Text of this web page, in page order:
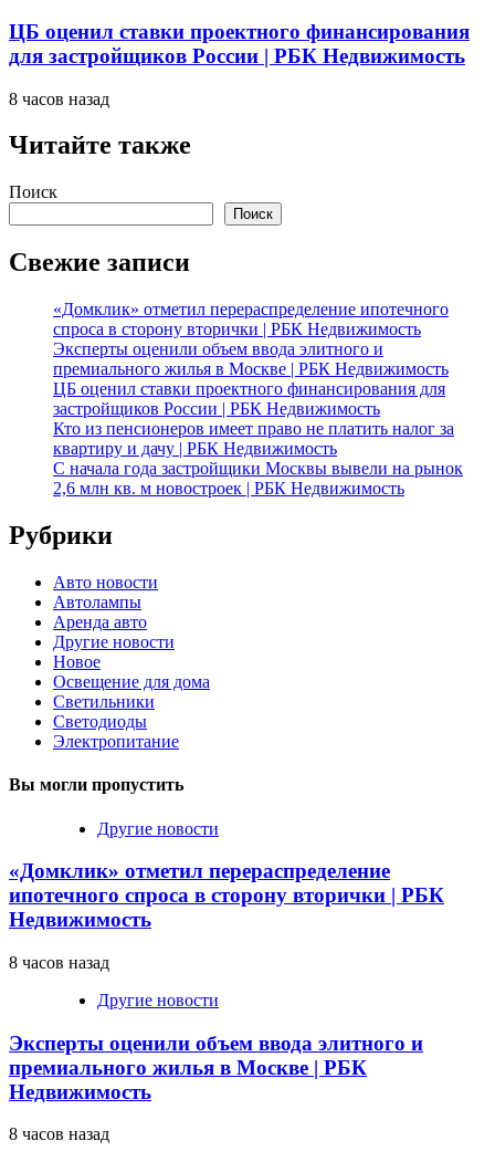
ЦБ оценил ставки проектного финансирования
для застройщиков России | РБК Недвижимость
8 часов назад
Читайте также
Поиск
Поиск
Свежие записи
«Домклик» отметил перераспределение ипотечного
спроса в сторону вторички | РБК Недвижимость
Эксперты оценили объем ввода элитного и
премиального жилья в Москве | РБК Недвижимость
ЦБ оценил ставки проектного финансирования для
застройщиков России | РБК Недвижимость
Кто из пенсионеров имеет право не платить налог за
квартиру и дачу | РБК Недвижимость
С начала года застройщики Москвы вывели на рынок
2,6 млн кв. м новостроек | РБК Недвижимость
Рубрики
Авто новости
Автолампы
Аренда авто
Другие новости
Новое
Освещение для дома
Светильники
Светодиоды
Электропитание
Вы могли пропустить
Другие новости
«Домклик» отметил перераспределение
ипотечного спроса в сторону вторички | РБК
Недвижимость
8 часов назад
Другие новости
Эксперты оценили объем ввода элитного и
премиального жилья в Москве | РБК
Недвижимость
8 часов назад